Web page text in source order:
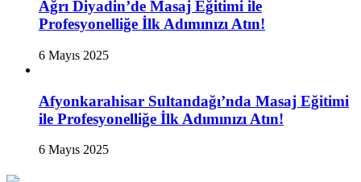
Ağrı Diyadin’de Masaj Eğitimi ile
Profesyonelliğe İlk Adımınızı Atın!
6 Mayıs 2025
Afyonkarahisar Sultandağı’nda Masaj Eğitimi
ile Profesyonelliğe İlk Adımınızı Atın!
6 Mayıs 2025